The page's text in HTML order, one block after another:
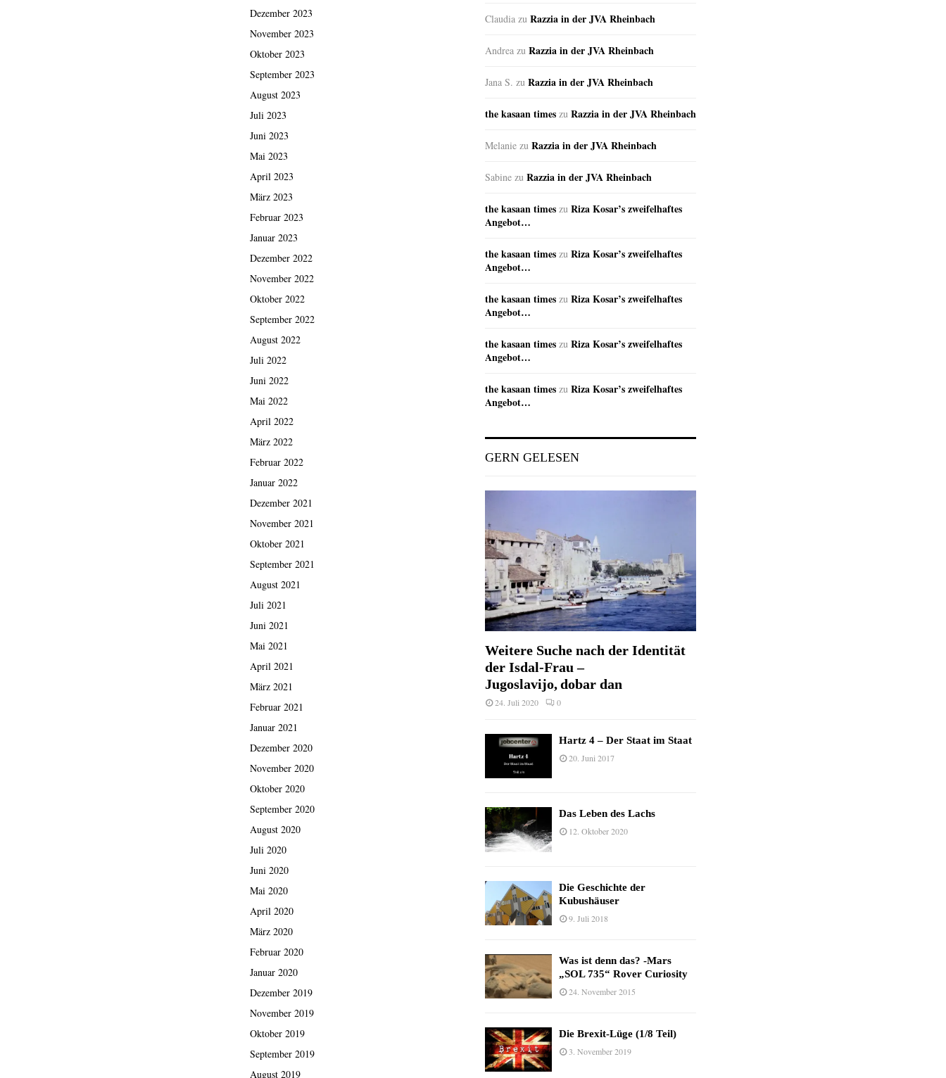
Dezember 2023
November 2023
Oktober 2023
September 2023
August 2023
Juli 2023
Juni 2023
Mai 2023
April 2023
März 2023
Februar 2023
Januar 2023
Dezember 2022
November 2022
Oktober 2022
September 2022
August 2022
Juli 2022
Juni 2022
Mai 2022
April 2022
März 2022
Februar 2022
Januar 2022
Dezember 2021
November 2021
Oktober 2021
September 2021
August 2021
Juli 2021
Juni 2021
Mai 2021
April 2021
März 2021
Februar 2021
Januar 2021
Dezember 2020
November 2020
Oktober 2020
September 2020
August 2020
Juli 2020
Juni 2020
Mai 2020
April 2020
März 2020
Februar 2020
Januar 2020
Dezember 2019
November 2019
Oktober 2019
September 2019
August 2019
Claudia zu Razzia in der JVA Rheinbach
Andrea zu Razzia in der JVA Rheinbach
Jana S. zu Razzia in der JVA Rheinbach
the kasaan times zu Razzia in der JVA Rheinbach
Melanie zu Razzia in der JVA Rheinbach
Sabine zu Razzia in der JVA Rheinbach
the kasaan times zu Riza Kosar’s zweifelhaftes
Angebot…
the kasaan times zu Riza Kosar’s zweifelhaftes
Angebot…
the kasaan times zu Riza Kosar’s zweifelhaftes
Angebot…
the kasaan times zu Riza Kosar’s zweifelhaftes
Angebot…
the kasaan times zu Riza Kosar’s zweifelhaftes
Angebot…
GERN GELESEN
Weitere Suche nach der Identität
der Isdal-Frau –
Jugoslavijo, dobar dan
24. Juli 2020 0
Hartz 4 – Der Staat im Staat
20. Juni 2017
Das Leben des Lachs
12. Oktober 2020
Die Geschichte der
Kubushäuser
9. Juli 2018
Was ist denn das? -Mars
„SOL 735“ Rover Curiosity
24. November 2015
Die Brexit-Lüge (1/8 Teil)
3. November 2019